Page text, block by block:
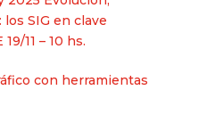
SIG en clave
11 – 10 hs.
con herramientas